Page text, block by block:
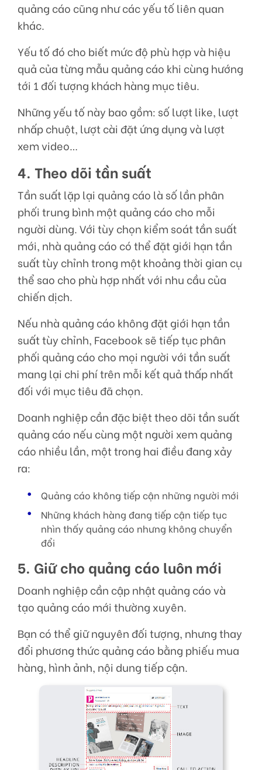
quảng cáo cũng như các yếu tố liên quan
khác.
Yếu tố đó cho biết mức độ phù hợp và hiệu
quả của từng mẫu quảng cáo khi cùng hướng
tới 1 đối tượng khách hàng mục tiêu.
Những yếu tố này bao gồm: số lượt like, lượt
nhấp chuột, lượt cài đặt ứng dụng và lượt
xem video…
4. Theo dõi tần suất
Tần suất lặp lại quảng cáo là số lần phân
phối trung bình một quảng cáo cho mỗi
người dùng. Với tùy chọn kiểm soát tần suất
mới, nhà quảng cáo có thể đặt giới hạn tần
suất tùy chỉnh trong một khoảng thời gian cụ
thể sao cho phù hợp nhất với nhu cầu của
chiến dịch.
Nếu nhà quảng cáo không đặt giới hạn tần
suất tùy chỉnh, Facebook sẽ tiếp tục phân
phối quảng cáo cho mọi người với tần suất
mang lại chi phí trên mỗi kết quả thấp nhất
đối với mục tiêu đã chọn.
Doanh nghiệp cần đặc biệt theo dõi tần suất
quảng cáo nếu cùng một người xem quảng
cáo nhiều lần, một trong hai điều đang xảy
ra:
Quảng cáo không tiếp cận những người mới
Những khách hàng đang tiếp cận tiếp tục
nhìn thấy quảng cáo nhưng không chuyển
đổi
5. Giữ cho quảng cáo luôn mới
Doanh nghiệp cần cập nhật quảng cáo và
tạo quảng cáo mới thường xuyên.
Bạn có thể giữ nguyên đối tượng, nhưng thay
đổi phương thức quảng cáo bằng phiếu mua
hàng, hình ảnh, nội dung tiếp cận.